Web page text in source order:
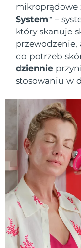
mikroprądowe
SystemTM
–
który skanuje
przewodzenie,
do potrzeb
dziennie
stosowaniu w